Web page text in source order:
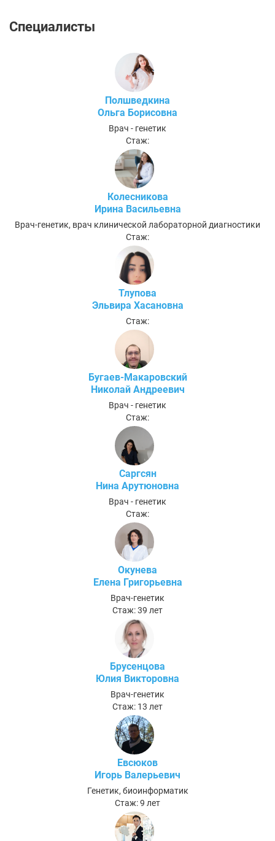
Специалисты
Полшведкина
Ольга Борисовна
Врач - генетик
Стаж:
Колесникова
Ирина Васильевна
Врач-генетик, врач клинической лабораторной диагностики
Стаж:
Тлупова
Эльвира Хасановна
Стаж:
Бугаев-Макаровский
Николай Андреевич
Врач - генетик
Стаж:
Саргсян
Нина Арутюновна
Врач - генетик
Стаж:
Окунева
Елена Григорьевна
Врач-генетик
Стаж: 39 лет
Брусенцова
Юлия Викторовна
Врач-генетик
Стаж: 13 лет
Евсюков
Игорь Валерьевич
Генетик, биоинформатик
Стаж: 9 лет